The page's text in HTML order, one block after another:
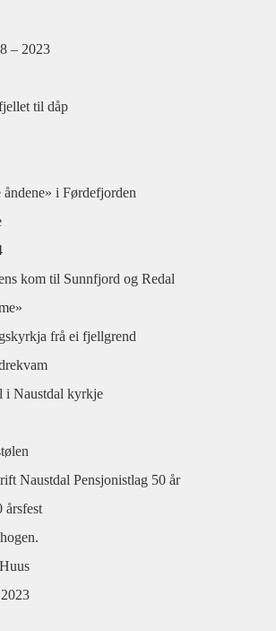
– 2023
til dåp
i Førdefjorden
kom til Sunnfjord og Redal
frå ei fjellgrend
i Naustdal kyrkje
Naustdal Pensjonistlag 50 år
årsfest